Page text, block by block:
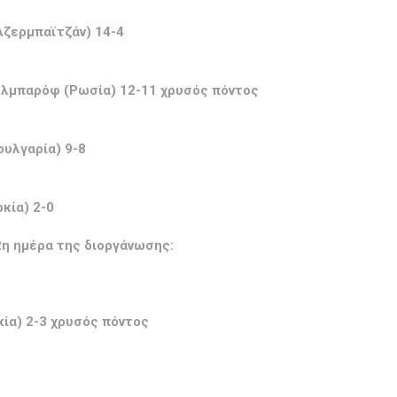
14-4
(Ρωσία) 12-11 χρυσός πόντος
9-8
2-0
ημέρα της διοργάνωσης:
2-3 χρυσός πόντος